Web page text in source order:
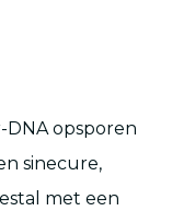
opsporen
sinecure,
met een